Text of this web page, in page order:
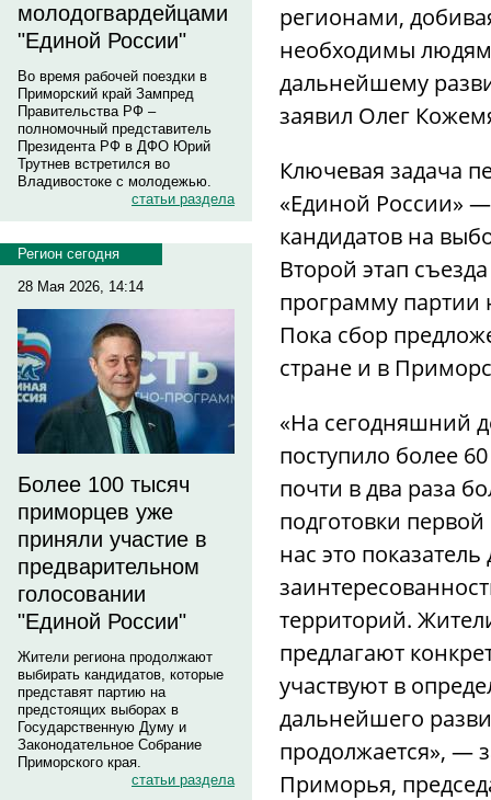
молодогвардейцами
"Единой России"
Во время рабочей поездки в
Приморский край Зампред
Правительства РФ –
полномочный представитель
Президента РФ в ДФО Юрий
Трутнев встретился во
Владивостоке с молодежью.
статьи раздела
Регион сегодня
28 Мая 2026, 14:14
Более 100 тысяч
приморцев уже
приняли участие в
предварительном
голосовании
"Единой России"
Жители региона продолжают
выбирать кандидатов, которые
представят партию на
предстоящих выборах в
Государственную Думу и
Законодательное Собрание
Приморского края.
статьи раздела
регионами,
необходимы
дальнейшему
заявил Олег
Ключевая задача
«Единой России»
кандидатов на
Второй этап
программу партии
Пока сбор
стране и в
«На сегодняшний
поступило более
почти в два раза
подготовки
нас это
территорий.
предлагают
участвуют в
дальнейшего
продолжается», —
Приморья,